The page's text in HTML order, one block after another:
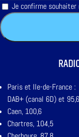
Je confirme
Paris et Ile-de-France :
DAB+ (canal 6D) et 95,6
Caen, 100,6
Chartres, 104,5